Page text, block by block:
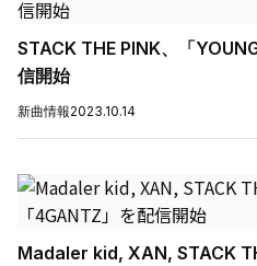
STACK THE PINK、「
信開始
新曲情報2023.10.14
Madaler kid, XAN, STACK